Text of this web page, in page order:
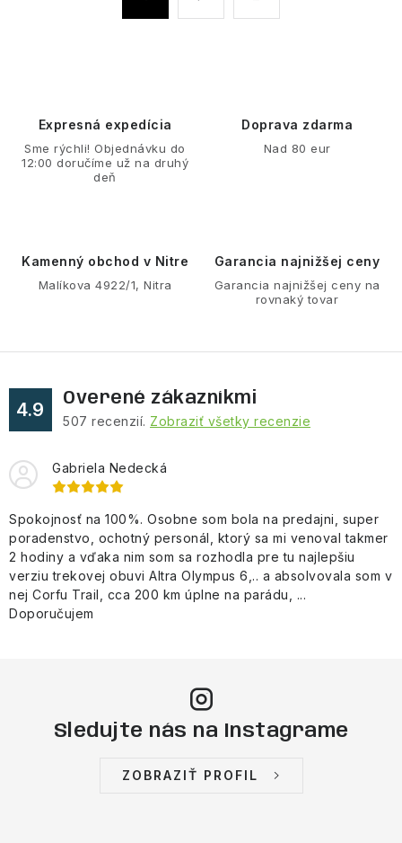
u
Expresná expedícia
Sme rýchli! Objednávku do
12:00 doručíme už na druhý
deň
Doprava zdarma
Nad 80 eur
Kamenný obchod v Nitre
Malíkova 4922/1, Nitra
Garancia najnižšej ceny
Garancia najnižšej ceny na
rovnaký tovar
4.9
Overené zákazníkmi
507 recenzií. Zobraziť všetky recenzie
Gabriela Nedecká
Spokojnosť na 100%. Osobne som bola na predajni, super
poradenstvo, ochotný personál, ktorý sa mi venoval takmer
2 hodiny a vďaka nim som sa rozhodla pre tu najlepšiu
verziu trekovej obuvi Altra Olympus 6,.. a absolvovala som v
nej Corfu Trail, cca 200 km úplne na parádu, ...
Doporučujem
Sledujte nás na Instagrame
ZOBRAZIŤ PROFIL